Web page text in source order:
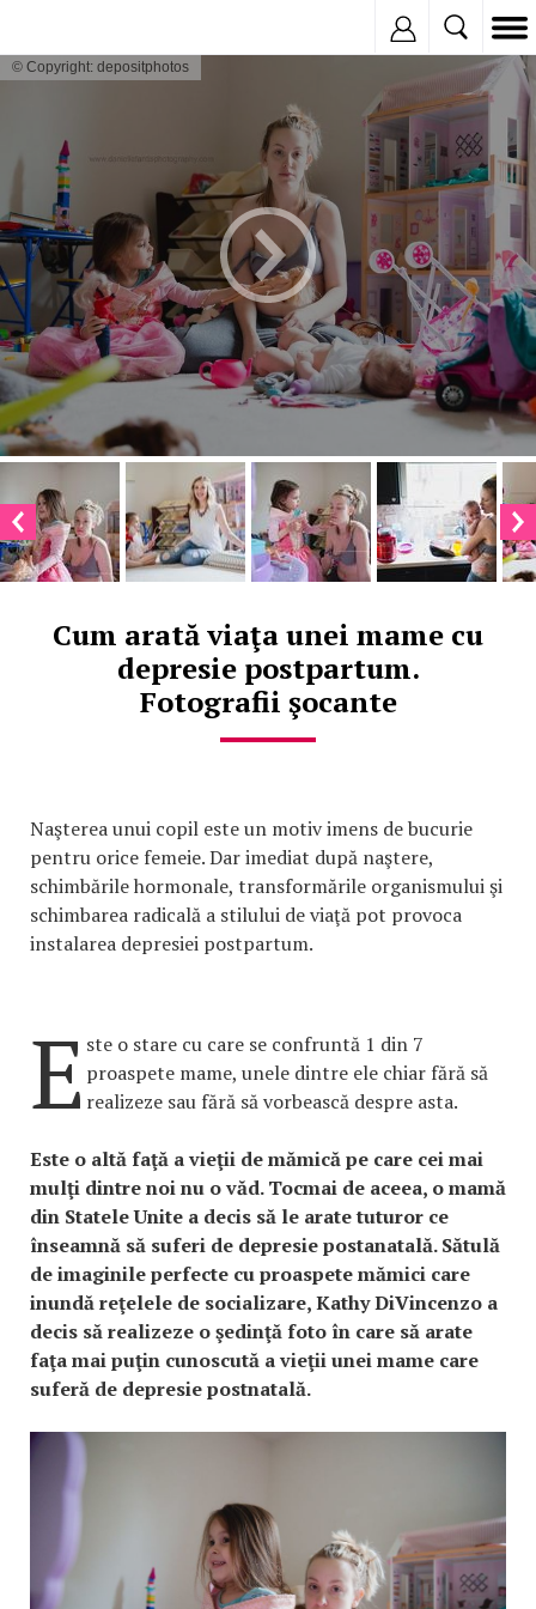
© Copyright: depositphotos
Cum arată viaţa unei mame cu
depresie postpartum.
Fotografii şocante
Naşterea unui copil este un motiv imens de bucurie
pentru orice femeie. Dar imediat după naştere,
schimbările hormonale, transformările organismului şi
schimbarea radicală a stilului de viaţă pot provoca
instalarea depresiei postpartum.
E ste o stare cu care se confruntă 1 din 7
proaspete mame, unele dintre ele chiar fără să
realizeze sau fără să vorbească despre asta.
Este o altă faţă a vieţii de mămică pe care cei mai
mulţi dintre noi nu o văd. Tocmai de aceea, o mamă
din Statele Unite a decis să le arate tuturor ce
înseamnă să suferi de depresie postanatală. Sătulă
de imaginile perfecte cu proaspete mămici care
inundă reţelele de socializare, Kathy DiVincenzo a
decis să realizeze o şedinţă foto în care să arate
faţa mai puţin cunoscută a vieţii unei mame care
suferă de depresie postnatală.